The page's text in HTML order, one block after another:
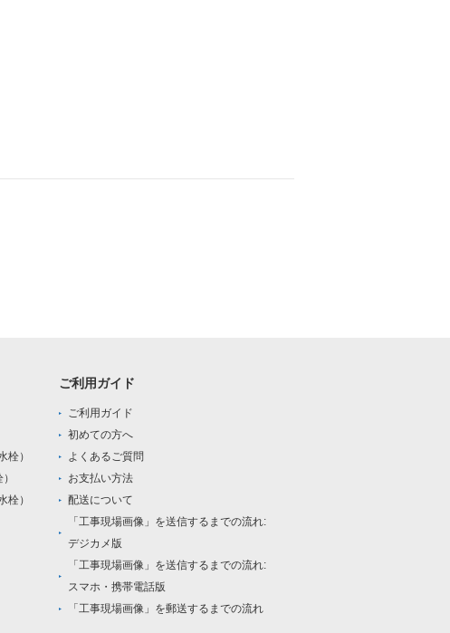
栓）
栓）
ご利用ガイド
ご利用ガイド
初めての方へ
よくあるご質問
お支払い方法
配送について
「工事現場画像」を送信するまでの流れ:
デジカメ版
「工事現場画像」を送信するまでの流れ:
スマホ・携帯電話版
「工事現場画像」を郵送するまでの流れ